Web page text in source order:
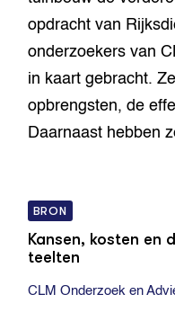
opdracht van
onderzoekers van
in kaart gebracht.
opbrengsten, de
Daarnaast hebben
BRON
Kansen, kosten en
teelten
CLM Onderzoek en